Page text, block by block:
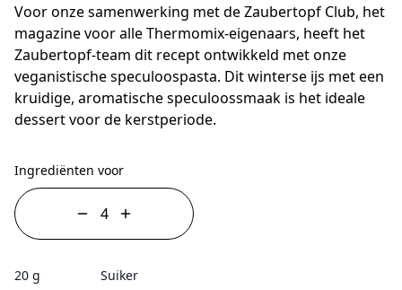
Voor onze samenwerking met de Zaubertopf Club, het
magazine voor alle Thermomix-eigenaars, heeft het
Zaubertopf-team dit recept ontwikkeld met onze
veganistische speculoospasta. Dit winterse ijs met een
kruidige, aromatische speculoossmaak is het ideale
dessert voor de kerstperiode.
Ingrediënten voor
20 g
Suiker